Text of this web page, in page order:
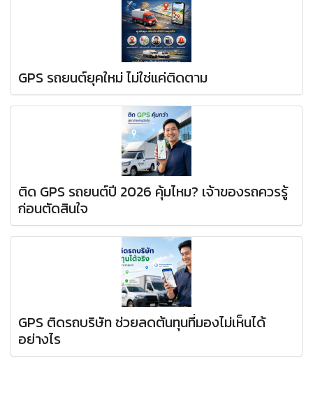
GPS รถยนต์ยุคใหม่ ไม่ใช่แค่ติดตาม
ติด GPS รถยนต์ปี 2026 คุ้มไหม? เจ้าของรถควรรู้
ก่อนตัดสินใจ
GPS ติดรถบริษัท ช่วยลดต้นทุนที่มองไม่เห็นได้
อย่างไร